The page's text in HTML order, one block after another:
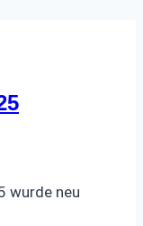
wurde neu